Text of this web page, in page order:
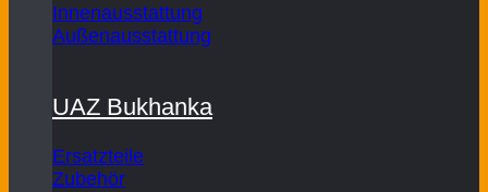
Innenausstattung
Außenausstattung
UAZ Bukhanka
Ersatzteile
Zubehör